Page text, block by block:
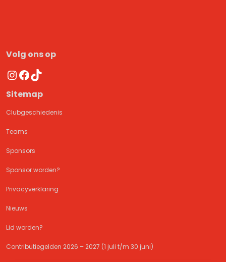
Volg ons op
Instagram
Facebook
TikTok
Sitemap
Clubgeschiedenis
Teams
Sponsors
Sponsor worden?
Privacyverklaring
Nieuws
Lid worden?
Contributiegelden 2026 – 2027 (1 juli t/m 30 juni)